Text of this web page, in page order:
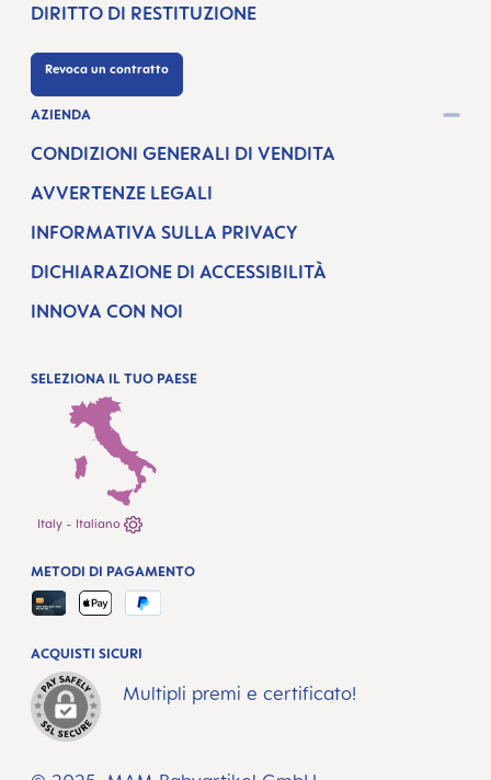
DIRITTO DI RESTITUZIONE
Revoca un contratto
AZIENDA
CONDIZIONI GENERALI DI VENDITA
AVVERTENZE LEGALI
INFORMATIVA SULLA PRIVACY
DICHIARAZIONE DI ACCESSIBILITÀ
INNOVA CON NOI
SELEZIONA IL TUO PAESE
Italy - Italiano
ACQUISTI SICURI
Multipli premi e certificato!
METODI DI PAGAMENTO